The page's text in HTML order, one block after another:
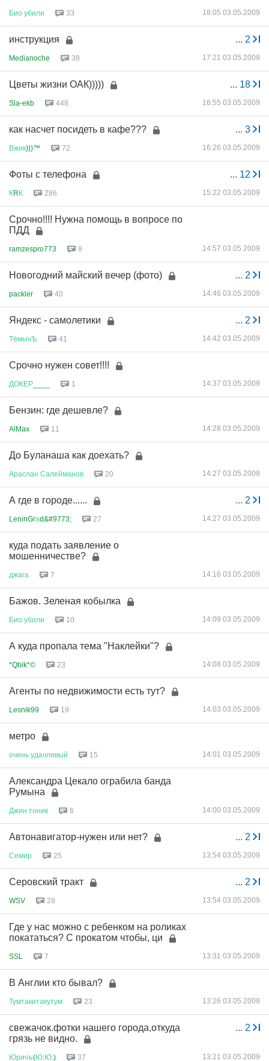
Био убили 33 18:05 03.05.2009
... 2
инструкция
Medianoche 38 17:21 03.05.2009
... 18
Цветы жизни ОАК)))))
Sla-ekb 448 16:55 03.05.2009
... 3
как насчет посидеть в кафе???
Вжик)))™ 72 16:26 03.05.2009
... 12
Фоты с телефона
КRК 286 15:22 03.05.2009
Срочно!!!! Нужна помощь в вопросе по
ПДД
ramzespro773 8 14:57 03.05.2009
... 2
Новогодний майский вечер (фото)
packler 40 14:46 03.05.2009
... 2
Яндекс - самолетики
ТёмычЪ 41 14:42 03.05.2009
Срочно нужен совет!!!!
ДОКЕР 1 14:37 03.05.2009
Бензин: где дешевле?
AlMax 11 14:28 03.05.2009
До Буланаша как доехать?
Араслан Салейманов 20 14:27 03.05.2009
... 2
А где в городе......
LeninGrаd&#9773; 27 14:27 03.05.2009
куда подать заявление о
мошенничестве?
джага 7 14:16 03.05.2009
Бажов. Зеленая кобылка
Био убили 10 14:09 03.05.2009
А куда пропала тема "Наклейки"?
*Qbik*© 23 14:08 03.05.2009
Агенты по недвижимости есть тут?
Lesnik99 19 14:03 03.05.2009
метро
очень удачливый 15 14:01 03.05.2009
Александра Цекало ограбила банда
Румына
Джин тоник 6 14:00 03.05.2009
... 2
Автонавигатор-нужен или нет?
Семир 25 13:54 03.05.2009
... 2
Серовский тракт
WSV 28 13:54 03.05.2009
Где у нас можно с ребенком на роликах
покататься? С прокатом чтобы, ци
SSL 7 13:31 03.05.2009
В Англии кто бывал?
Тумтакитакутум 23 13:26 03.05.2009
... 2
свежачок.фотки нашего города,откуда
грязь не видно.
Юричъ(Ю Ю .) 37 13:21 03.05.2009